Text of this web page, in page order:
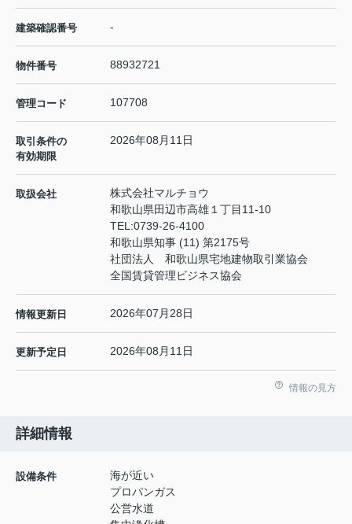
建築確認番号 -
物件番号 88932721
管理コード 107708
取引条件の
有効期限
2026年08月11日
取扱会社
株式会社マルチョウ
和歌山県田辺市高雄１丁目11-10
TEL:0739-26-4100
和歌山県知事 (11) 第2175号
社団法人 和歌山県宅地建物取引業協会
全国賃貸管理ビジネス協会
情報更新日 2026年07月28日
更新予定日 2026年08月11日
情報の見方
詳細情報
設備条件
海が近い
プロパンガス
公営水道